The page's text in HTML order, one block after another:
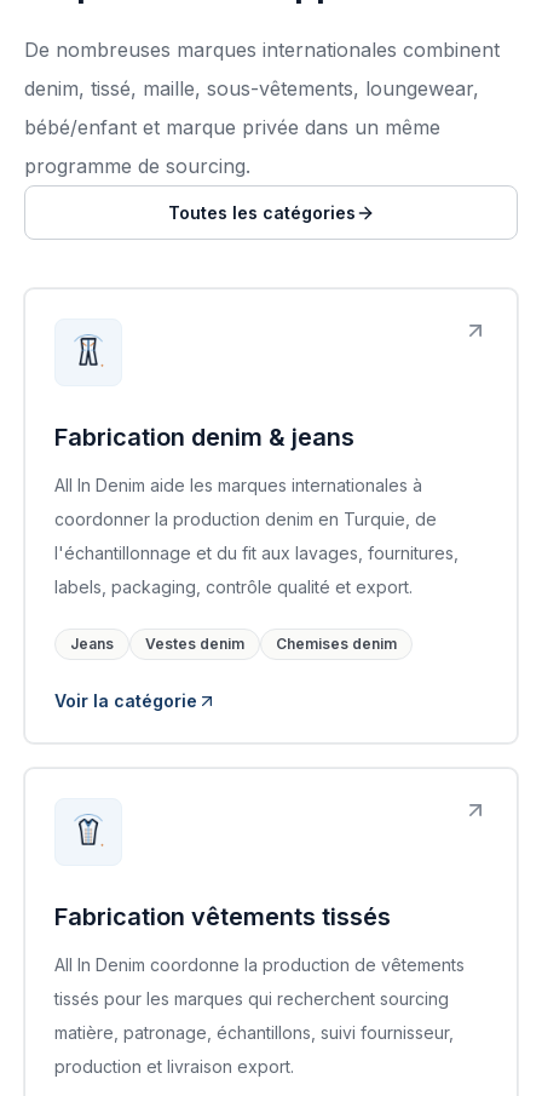
De nombreuses marques internationales combinent
denim, tissé, maille, sous-vêtements, loungewear,
bébé/enfant et marque privée dans un même
programme de sourcing.
Toutes les catégories
Fabrication denim & jeans
All In Denim aide les marques internationales à
coordonner la production denim en Turquie, de
l'échantillonnage et du fit aux lavages, fournitures,
labels, packaging, contrôle qualité et export.
Jeans Vestes denim Chemises denim
Voir la catégorie
Fabrication vêtements tissés
All In Denim coordonne la production de vêtements
tissés pour les marques qui recherchent sourcing
matière, patronage, échantillons, suivi fournisseur,
production et livraison export.